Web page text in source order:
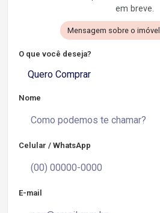
em breve.
Mensagem sobre o imóvel
O que você deseja?
Quero Comprar
Nome
Celular / WhatsApp
E-mail